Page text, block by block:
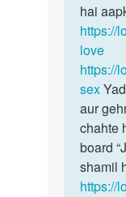
ki
jaankari
is…
hai
https://
love
https://
sex
aur
chahte
board
shamil
https://